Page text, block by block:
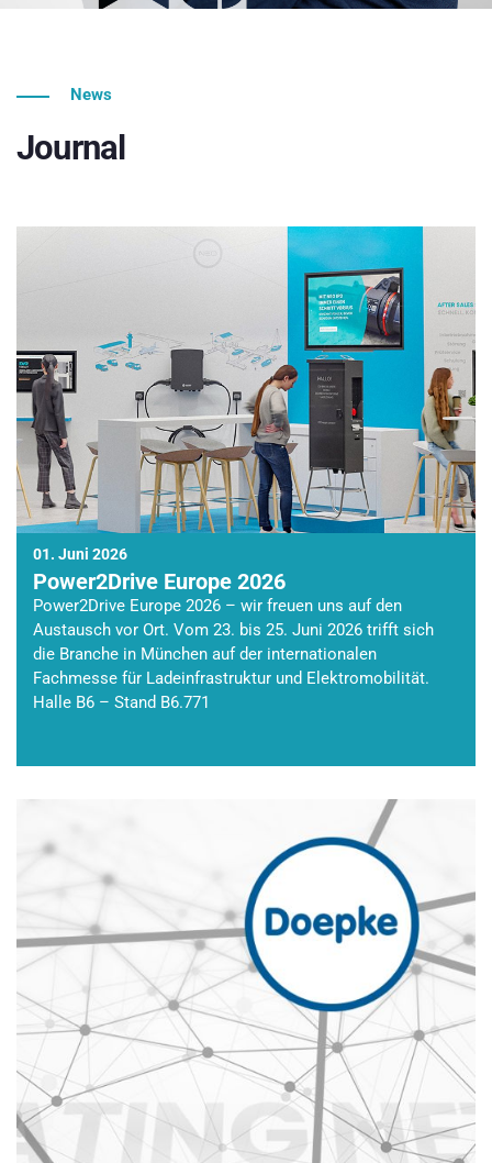
News
Journal
01. Juni 2026
Power2Drive Europe 2026
Power2Drive Europe 2026 – wir freuen uns auf den
Austausch vor Ort. Vom 23. bis 25. Juni 2026 trifft sich
die Branche in München auf der internationalen
Fachmesse für Ladeinfrastruktur und Elektromobilität.
Halle B6 – Stand B6.771